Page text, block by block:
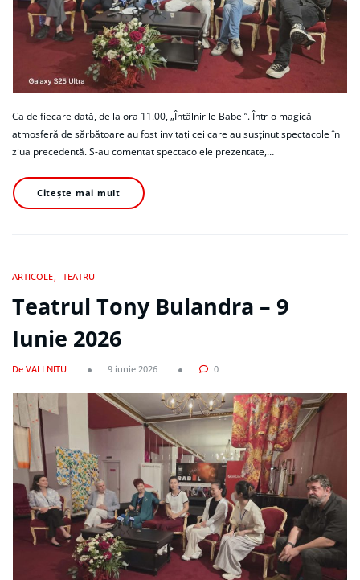
Ca de fiecare dată, de la ora 11.00, „Întâlnirile Babel”. Într-o magică
atmosferă de sărbătoare au fost invitați cei care au susținut spectacole în
ziua precedentă. S-au comentat spectacolele prezentate,…
Citește mai mult
ARTICOLE TEATRU
Teatrul Tony Bulandra – 9
Iunie 2026
De VALI NITU 9 iunie 2026 0